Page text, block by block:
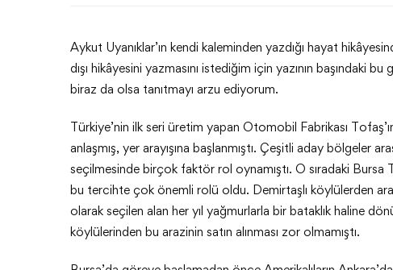
Aykut Uyanıklar’ın kendi kaleminden yazdığı hayat
dışı hikâyesini yazmasını istediğim için yazının başındaki
biraz da olsa tanıtmayı arzu ediyorum.
Türkiye’nin ilk seri üretim yapan Otomobil Fabrikası
anlaşmış, yer arayışına başlanmıştı. Çeşitli aday bölgeler
seçilmesinde birçok faktör rol oynamıştı. O sıradaki Bursa
bu tercihte çok önemli rolü oldu. Demirtaşlı köylülerden
olarak seçilen alan her yıl yağmurlarla bir bataklık haline
köylülerinden bu arazinin satın alınması zor olmamıştı.